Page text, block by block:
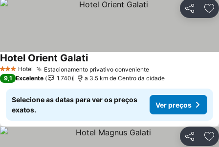
Partilhar
3 EstrelasHotel Estacionamento privativo convenienteVer preços
Hotel Orient GalatiVer preços
9,1 Excelente 1.740 a 3.5 km de Centro da cidade
Selecione as datas para ver os preços
exatos.
Ver preços
Partilhar